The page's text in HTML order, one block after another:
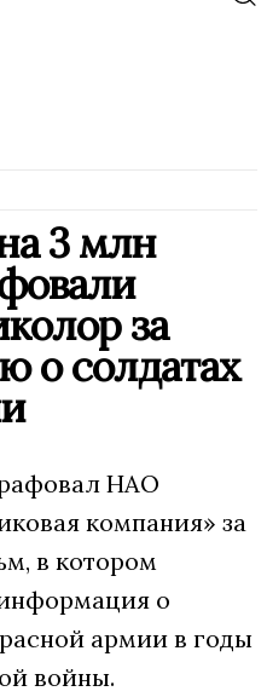
3 млн
за
о солдатах
НАО
компания» за
в котором
о
армии в годы
войны.